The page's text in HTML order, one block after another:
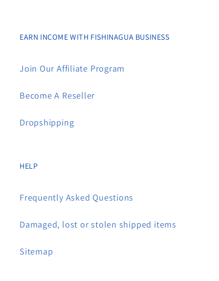
EARN INCOME WITH FISHINAGUA BUSINESS
Join Our Affiliate Program
Become A Reseller
Dropshipping
HELP
Frequently Asked Questions
Damaged, lost or stolen shipped items
Sitemap